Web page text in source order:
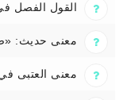
القول الفصل
معنى حديث:
معنى العتبى